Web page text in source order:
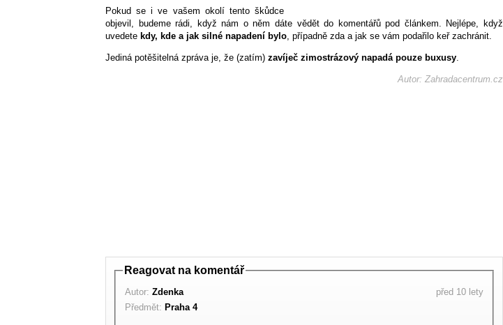
Pokud se i ve vašem okolí tento škůdce
objevil, budeme rádi, když nám o něm dáte vědět do komentářů pod článkem. Nejlépe, když
uvedete kdy, kde a jak silné napadení bylo, případně zda a jak se vám podařilo keř zachránit.
Jediná potěšitelná zpráva je, že (zatím) zavíječ zimostrázový napadá pouze buxusy.
Autor: Zahradacentrum.cz
Reagovat na komentář
Autor: Zdenka
před 10 lety
Předmět: Praha 4